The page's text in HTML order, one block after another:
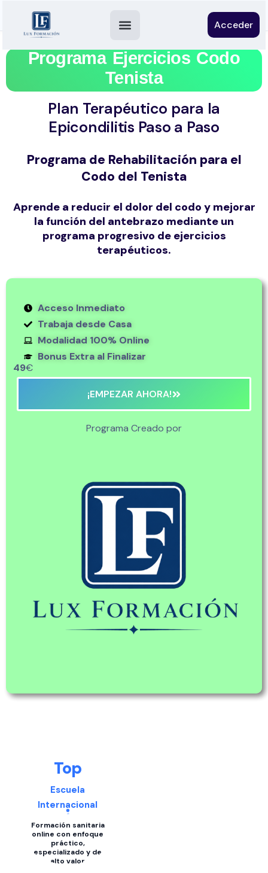
Acceder
Programa Ejercicios Codo
Tenista
Plan Terapéutico para la
Epicondilitis Paso a Paso
Programa de Rehabilitación para el
Codo del Tenista
Aprende a reducir el dolor del codo y mejorar
la función del antebrazo mediante un
programa progresivo de ejercicios
terapéuticos.
Acceso Inmediato
Trabaja desde Casa
Modalidad 100% Online
Bonus Extra al Finalizar
49€
¡EMPEZAR AHORA!
Programa Creado por
Top
Escuela
Internacional
Formación sanitaria
online con enfoque
práctico,
especializado y de
alto valor